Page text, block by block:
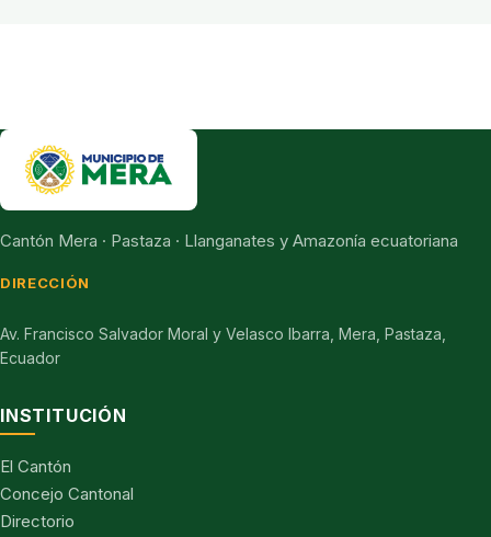
Cantón Mera · Pastaza · Llanganates y Amazonía ecuatoriana
DIRECCIÓN
Av. Francisco Salvador Moral y Velasco Ibarra, Mera, Pastaza,
Ecuador
INSTITUCIÓN
El Cantón
Concejo Cantonal
Directorio